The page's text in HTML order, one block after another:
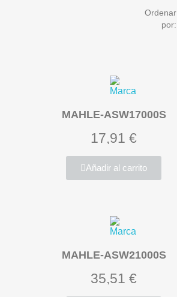
Ordenar
por:
MAHLE-ASW17000S
17,91 €
Añadir al carrito
MAHLE-ASW21000S
35,51 €